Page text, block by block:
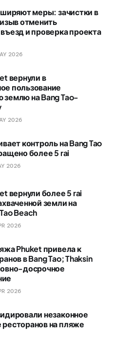
меры: зачистки в
отменить
и проверка проекта
2026
вернули в
пользование
на Bang Tao-
2026
контроль на Bang Tao
более 5 rai
2026
вернули более 5 rai
земли на
Beach
2026
Phuket привела к
в Bang Tao; Thaksin
досрочное
2026
незаконное
на пляже